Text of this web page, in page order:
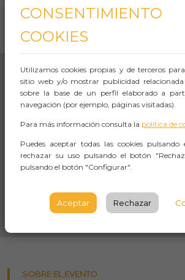
SOBRE EL EVENTO
CÓMO LLEGAR
COOKIES
Utilizamos cookies propias y de terceros
sitio web y/o mostrar publicidad
sobre la base de un perfil elaborado a
navegación (por ejemplo, páginas visitadas).
Para más información consulta la política de
Puedes aceptar todas las cookies
rechazar su uso pulsando el botón
pulsando el botón "Configurar".
Aceptar Rechazar